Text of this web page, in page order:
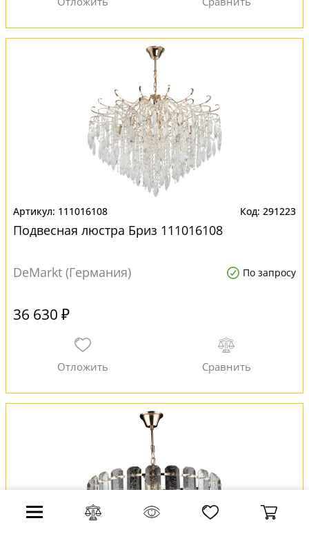
111016108 291223
Подвесная люстра Бриз 111016108
DeMarkt (Германия) По запросу
36 630 ₽